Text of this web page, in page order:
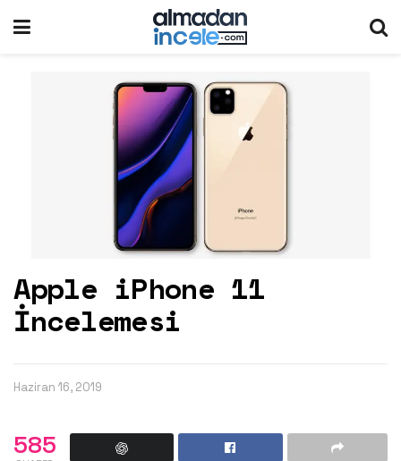
Apple iPhone 11
İncelemesi
Haziran 16, 2019
585